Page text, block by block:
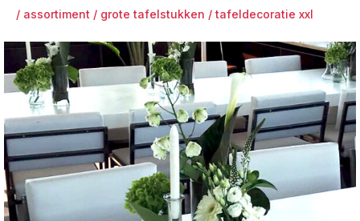
/ assortiment / grote tafelstukken / tafeldecoratie xxl